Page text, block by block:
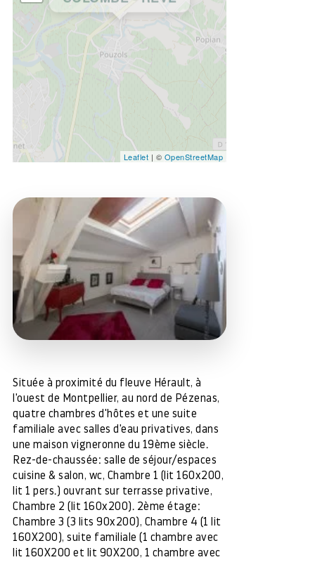
Leaflet | © OpenStreetMap
Située à proximité du fleuve Hérault, à
l'ouest de Montpellier, au nord de Pézenas,
quatre chambres d'hôtes et une suite
familiale avec salles d'eau privatives, dans
une maison vigneronne du 19ème siècle.
Rez-de-chaussée: salle de séjour/espaces
cuisine & salon, wc, Chambre 1 (lit 160x200,
lit 1 pers.) ouvrant sur terrasse privative,
Chambre 2 (lit 160x200). 2ème étage:
Chambre 3 (3 lits 90x200), Chambre 4 (1 lit
160X200), suite familiale (1 chambre avec
lit 160X200 et lit 90X200, 1 chambre avec